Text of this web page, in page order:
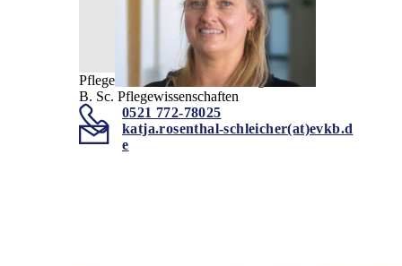
Pflegerische Fachbereichsleitung
B. Sc. Pflegewissenschaften
0521 772-78025
katja.rosenthal-schleicher(at)evkb.d
e